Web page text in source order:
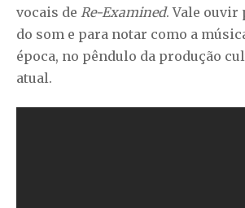
vocais de Re-Examined. Vale ouvir
do som e para notar como a
época, no pêndulo da produção
atual.